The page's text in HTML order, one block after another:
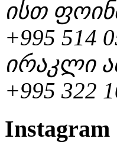
ისთ
+995 514
ირაკლი
+995 322
Instagram